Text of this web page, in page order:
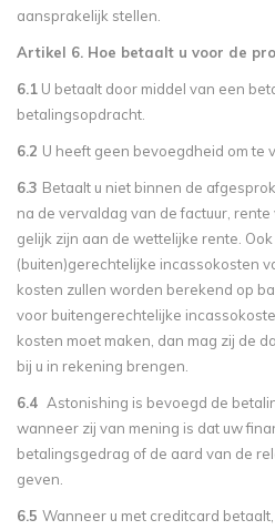
aansprakelijk stellen.
Artikel 6. Hoe betaalt u voor de
6.1 U betaalt door middel van een
betalingsopdracht.
6.2 U heeft geen bevoegdheid om te
6.3 Betaalt u niet binnen de
na de vervaldag van de factuur,
gelijk zijn aan de wettelijke rente.
(buiten)gerechtelijke incassokosten
kosten zullen worden berekend op
voor buitengerechtelijke
kosten moet maken, dan mag zij de
bij u in rekening brengen.
6.4 Astonishing is bevoegd de
wanneer zij van mening is dat uw
betalingsgedrag of de aard van de
geven.
6.5 Wanneer u met creditcard